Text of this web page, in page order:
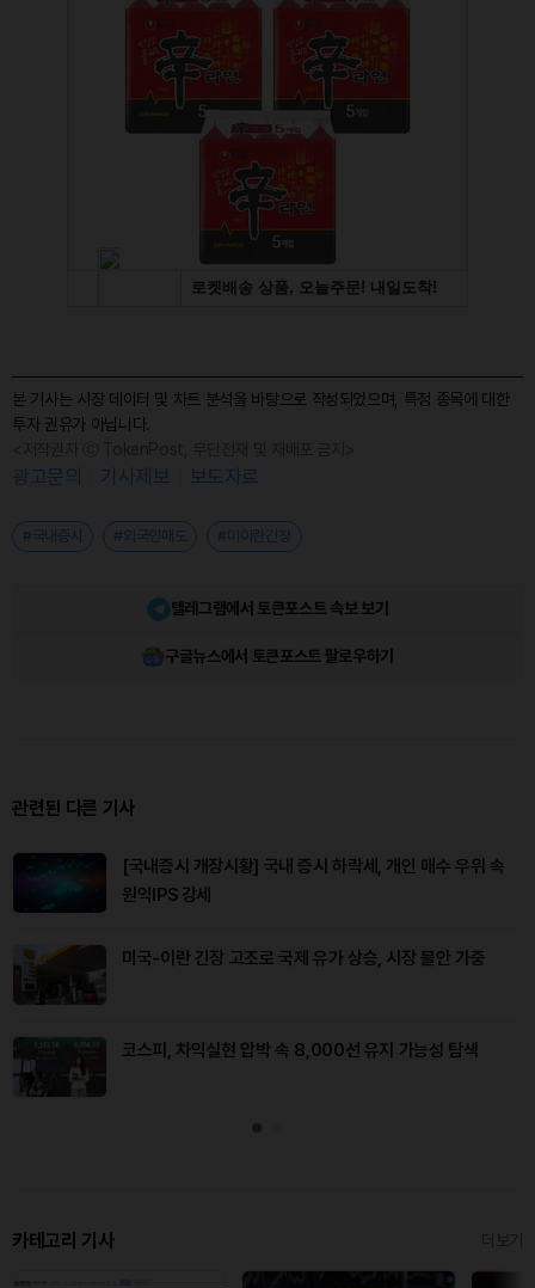
본 기사는 시장 데이터 및 차트 분석을 바탕으로 작성되었으며, 특정 종목에 대한
투자 권유가 아닙니다.
광고문의 기사제보 보도자료
#국내증시 #외국인매도 #미이란긴장
텔레그램에서 토큰포스트 속보 보기
구글뉴스에서 토큰포스트 팔로우하기
관련된 다른 기사
[국내증시 개장시황] 국내 증시 하락세, 개인 매수 우위 속
원익IPS 강세
미국-이란 긴장 고조로 국제 유가 상승, 시장 불안 가중
코스피, 차익실현 압박 속 8,000선 유지 가능성 탐색
카테고리 기사